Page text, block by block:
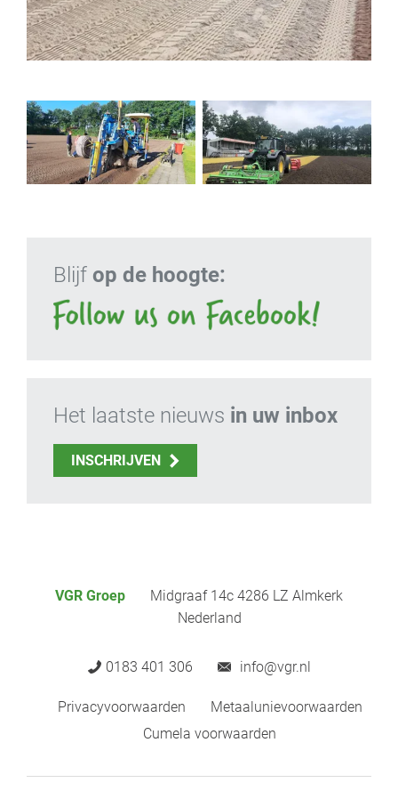
Blijf op de hoogte:
Het laatste nieuws in uw inbox
INSCHRIJVEN
VGR Groep
Midgraaf 14c 4286 LZ Almkerk
Nederland
0183 401 306 info@vgr.nl
Privacyvoorwaarden
Metaalunievoorwaarden
Cumela voorwaarden